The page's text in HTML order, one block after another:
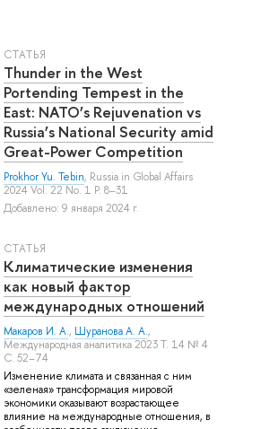
СТАТЬЯ
Thunder in the West
Portending Tempest in the
East: NATO’s Rejuvenation vs
Russia’s National Security amid
Great-Power Competition
Prokhor Yu. Tebin, Russia in Global Affairs
2024 Vol. 22 No. 1 P. 8–31
Добавлено: 9 января 2024 г.
СТАТЬЯ
Климатические изменения
как новый фактор
международных отношений
Макаров И. А., Шуранова А. А.,
Международная аналитика 2023 Т. 14 № 4
С. 52–74
Изменение климата и связанная с ним
«зеленая» трансформация мировой
экономики оказывают возрастающее
влияние на международные отношения, в